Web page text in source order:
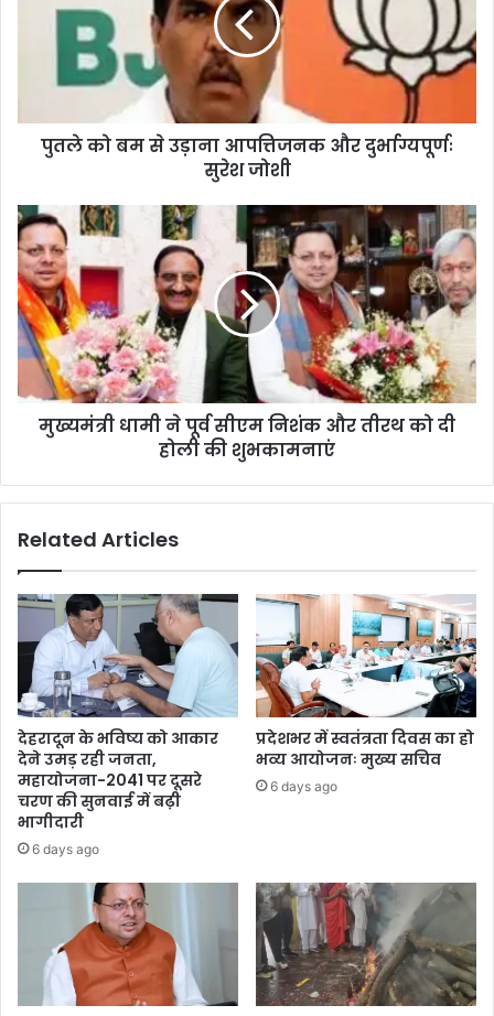
पुतले को बम से उड़ाना आपत्तिजनक और दुर्भाग्यपूर्णः
सुरेश जोशी
मुख्यमंत्री धामी ने पूर्व सीएम निशंक और तीरथ को दी
होली की शुभकामनाएं
Related Articles
देहरादून के भविष्य को आकार
देने उमड़ रही जनता,
महायोजना-2041 पर दूसरे
चरण की सुनवाई में बढ़ी
भागीदारी
6 days ago
प्रदेशभर में स्वतंत्रता दिवस का हो
भव्य आयोजनः मुख्य सचिव
6 days ago